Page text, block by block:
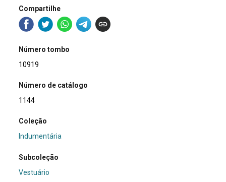
Compartilhe
Número tombo
10919
Número de catálogo
1144
Coleção
Indumentária
Subcoleção
Vestuário